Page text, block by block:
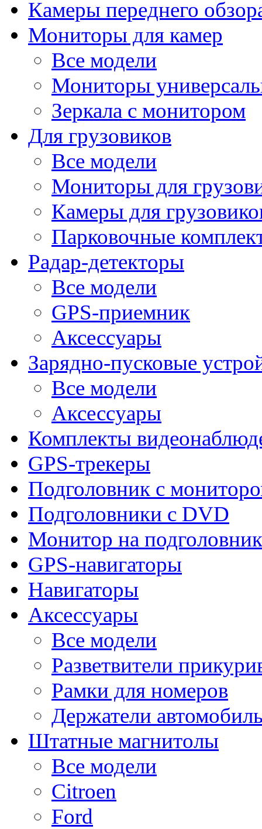
Камеры переднего
Мониторы для камер
Все модели
Мониторы
Зеркала с монитором
Для грузовиков
Все модели
Мониторы для
Камеры для
Парковочные
Радар-детекторы
Все модели
GPS-приемник
Аксессуары
Зарядно-пусковые
Все модели
Аксессуары
Комплекты
GPS-трекеры
Подголовник с
Подголовники с DVD
Монитор на подголовник
GPS-навигаторы
Навигаторы
Аксессуары
Все модели
Разветвители
Рамки для номеров
Держатели
Штатные магнитолы
Все модели
Citroen
Ford